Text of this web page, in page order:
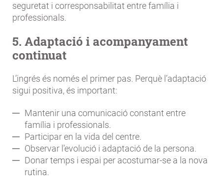
seguretat i corresponsabilitat entre família i
professionals.
5. Adaptació i acompanyament
continuat
L’ingrés és només el primer pas. Perquè l’adaptació
sigui positiva, és important:
Mantenir una comunicació constant entre
família i professionals.
Participar en la vida del centre.
Observar l’evolució i adaptació de la persona.
Donar temps i espai per acostumar-se a la nova
rutina.